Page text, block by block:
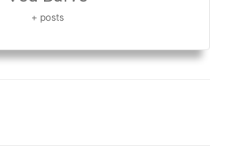
+ posts